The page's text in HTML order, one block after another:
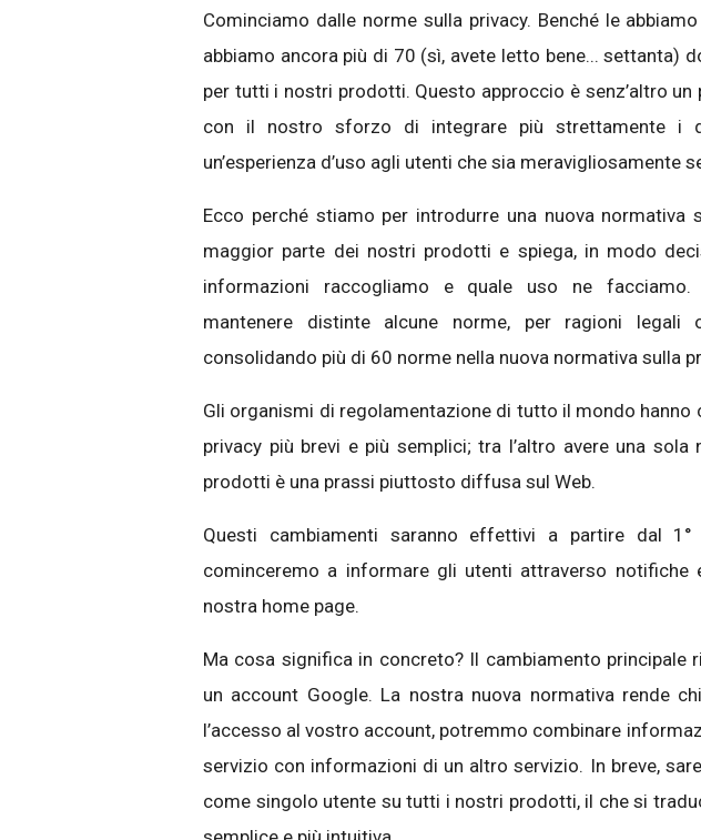
Cominciamo dalle norme sulla privacy. Benché le abbiamo
abbiamo ancora più di 70 (sì, avete letto bene... settanta)
per tutti i nostri prodotti. Questo approccio è senz’altro un
con il nostro sforzo di integrare più strettamente i
un’esperienza d’uso agli utenti che sia meravigliosamente
Ecco perché stiamo per introdurre una nuova normativa
maggior parte dei nostri prodotti e spiega, in modo
informazioni raccogliamo e quale uso ne facciamo.
mantenere distinte alcune norme, per ragioni
consolidando più di 60 norme nella nuova normativa sulla
Gli organismi di regolamentazione di tutto il mondo
privacy più brevi e più semplici; tra l’altro avere una sola
prodotti è una prassi piuttosto diffusa sul Web.
Questi cambiamenti saranno effettivi a partire dal
cominceremo a informare gli utenti attraverso notifiche
nostra home page.
Ma cosa significa in concreto? Il cambiamento principale
un account Google. La nostra nuova normativa rende
l’accesso al vostro account, potremmo combinare
servizio con informazioni di un altro servizio. In breve,
come singolo utente su tutti i nostri prodotti, il che si